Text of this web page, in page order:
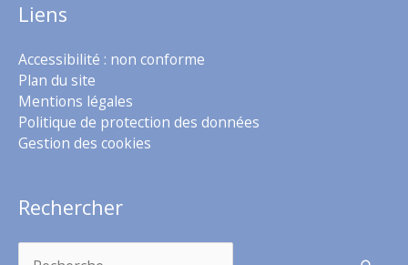
Liens
Accessibilité : non conforme
Plan du site
Mentions légales
Politique de protection des données
Gestion des cookies
Rechercher